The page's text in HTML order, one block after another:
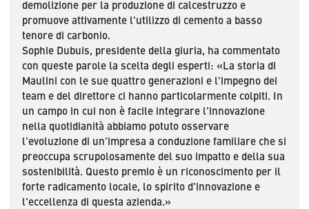
demolizione per la produzione di calcestruzzo e
promuove attivamente l'utilizzo di cemento a basso
tenore di carbonio.
Sophie Dubuis, presidente della giuria, ha commentato
con queste parole la scelta degli esperti: «La storia di
Maulini con le sue quattro generazioni e l'impegno dei
team e del direttore ci hanno particolarmente colpiti. In
un campo in cui non è facile integrare l'innovazione
nella quotidianità abbiamo potuto osservare
l'evoluzione di un'impresa a conduzione familiare che si
preoccupa scrupolosamente del suo impatto e della sua
sostenibilità. Questo premio è un riconoscimento per il
forte radicamento locale, lo spirito d'innovazione e
l'eccellenza di questa azienda.»